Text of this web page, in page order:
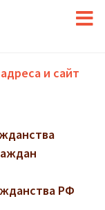
и сайт
РФ